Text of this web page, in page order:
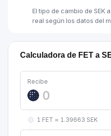
El tipo de cambio de SEK
real según los datos del
Calculadora de FET a
Recibe
1 FET ≈ 1.39663 SEK